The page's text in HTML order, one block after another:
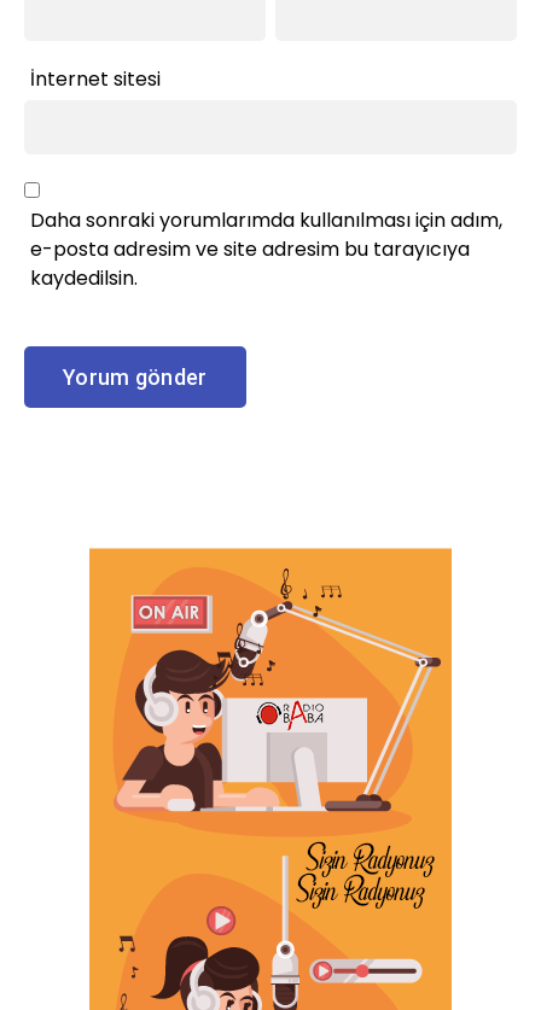
İnternet sitesi
Daha sonraki yorumlarımda kullanılması için adım,
e-posta adresim ve site adresim bu tarayıcıya
kaydedilsin.